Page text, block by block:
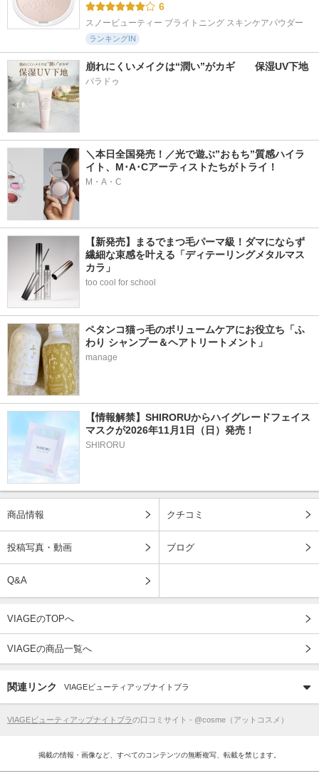
6
スノービューティー ブライトニング スキンケアパウダー
ランキングIN
崩れにくいメイクは“潤い”がカギ　　保湿UV下地
パラドゥ
＼本日全国発売！／光で遊ぶ”おもち”質感ハイラ
イト、M･A･Cアーティストたちがトライ！
M・A・C
【新発売】まるでまつ毛パーマ級！ダマにならず
繊細な束感を叶える「ディテーリングメタルマス
カラ」
too cool for school
ペタンコ猫っ毛のボリュームケアにお役立ち「ふ
わり シャンプー＆ヘアトリートメント」
manage
【情報解禁】SHIRORUからハイグレードフェイス
マスクが2026年11月1日（日）発売！
SHIRORU
商品情報 クチコミ
投稿写真・動画 ブログ
Q&A
VIAGEのTOPへ
VIAGEの商品一覧へ
関連リンク VIAGEビューティアップナイトブラ
VIAGEビューティアップナイトブラの口コミサイト - @cosme（アットコスメ）
掲載の情報・画像など、すべてのコンテンツの無断複写、転載を禁じます。